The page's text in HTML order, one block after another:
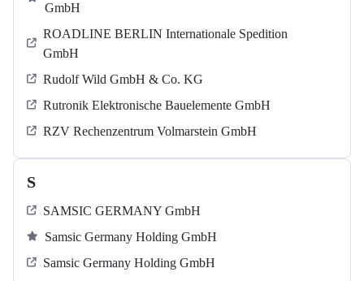
GmbH
ROADLINE BERLIN Internationale Spedition
GmbH
Rudolf Wild GmbH & Co. KG
Rutronik Elektronische Bauelemente GmbH
RZV Rechenzentrum Volmarstein GmbH
S
SAMSIC GERMANY GmbH
Samsic Germany Holding GmbH
Samsic Germany Holding GmbH